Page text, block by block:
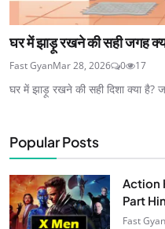
घर में झाड़ू रखने की सही जगह
Fast GyanMar 28, 2026 0 17
घर में झाड़ू रखने की सही दिशा क्या है?
Popular Posts
Action
Part
Fast Gyan